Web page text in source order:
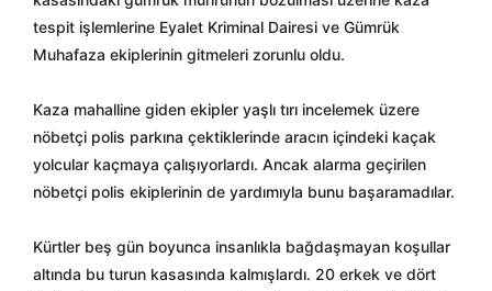
tespit işlemlerine Eyalet Kriminal Dairesi ve Gümrük
Muhafaza ekiplerinin gitmeleri zorunlu oldu.
Kaza mahalline giden ekipler yaşlı tırı incelemek üzere
nöbetçi polis parkına çektiklerinde aracın içindeki kaçak
yolcular kaçmaya çalışıyorlardı. Ancak alarma geçirilen
nöbetçi polis ekiplerinin de yardımıyla bunu başaramadılar.
Kürtler beş gün boyunca insanlıkla bağdaşmayan koşullar
altında bu turun kasasında kalmışlardı. 20 erkek ve dört